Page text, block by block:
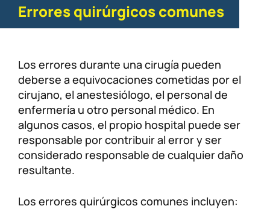
Errores quirúrgicos comunes
Los errores durante una cirugía pueden
deberse a equivocaciones cometidas por el
cirujano, el anestesiólogo, el personal de
enfermería u otro personal médico. En
algunos casos, el propio hospital puede ser
responsable por contribuir al error y ser
considerado responsable de cualquier daño
resultante.
Los errores quirúrgicos comunes incluyen: